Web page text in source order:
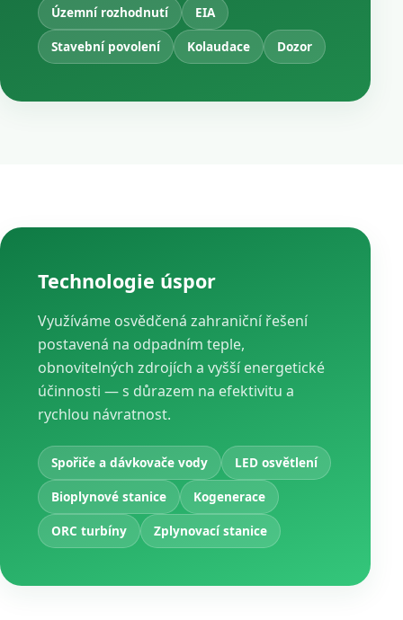
Územní rozhodnutí
EIA
Stavební povolení
Kolaudace Dozor
Technologie úspor
Využíváme osvědčená zahraniční řešení
postavená na odpadním teple,
obnovitelných zdrojích a vyšší energetické
účinnosti — s důrazem na efektivitu a
rychlou návratnost.
Spořiče a dávkovače vody
LED osvětlení
Bioplynové stanice
Kogenerace
ORC turbíny
Zplynovací stanice